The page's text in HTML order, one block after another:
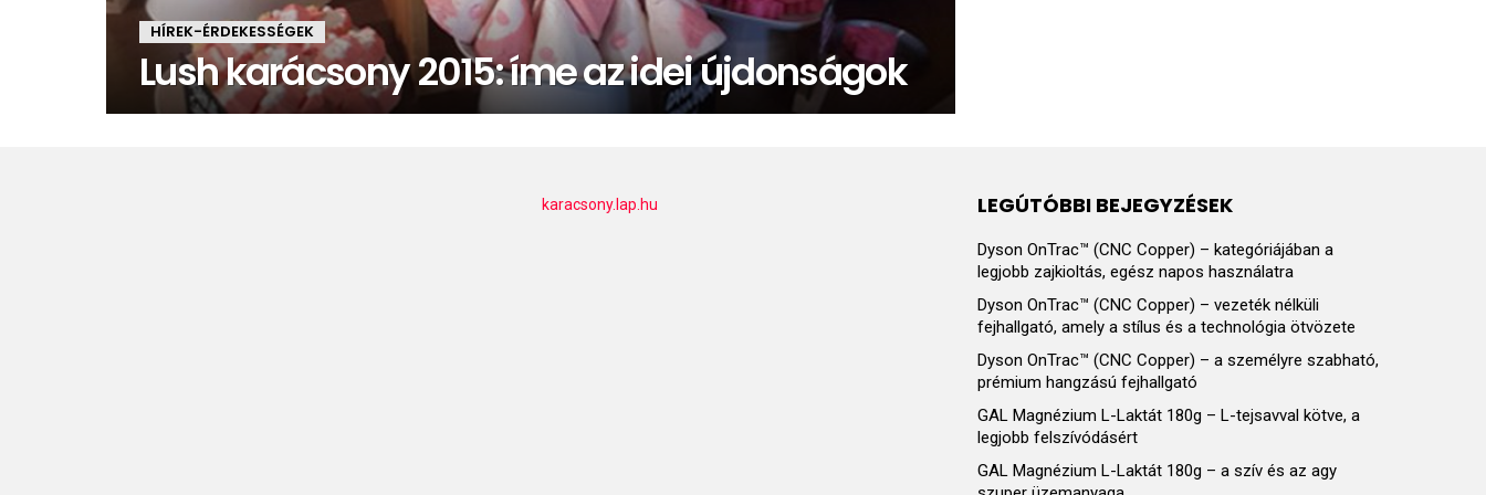
HÍREK-ÉRDEKESSÉGEK
Lush karácsony 2015: íme az idei újdonságok
karacsony.lap.hu LEGÚTÓBBI BEJEGYZÉSEK
Dyson OnTrac™ (CNC Copper) – kategóriájában a
legjobb zajkioltás, egész napos használatra
Dyson OnTrac™ (CNC Copper) – vezeték nélküli
fejhallgató, amely a stílus és a technológia ötvözete
Dyson OnTrac™ (CNC Copper) – a személyre szabható,
prémium hangzású fejhallgató
GAL Magnézium L-Laktát 180g – L-tejsavval kötve, a
legjobb felszívódásért
GAL Magnézium L-Laktát 180g – a szív és az agy